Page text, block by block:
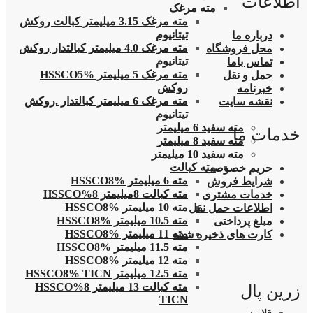
مته مرغک
مته مرغک 3.15 میلیمتر کبالت روکش
تیتانیوم
مته مرغک 4.0 میلیمتر کبالتدار روکش
تیتانیوم
مته مرغک 5 میلیمتر HSSCO5%
روکش
مته مرغک 6 میلیمتر کبالتدار .روکش
تیتانیوم
مته سفید 6 میلیمتر
مته سفید 8 میلیمتر
مته سفید 10 میلیمتر
مته کبالت
مته 6 میلیمتر HSSCO8%
مته کبالت 8میلیمتر 8%HSSCO
مته 10 میلیمتر HSSCO8%
مته 10.5 میلیمتر HSSCO8%
مته 11 میلیمتر HSSCO8%
مته 11.5 میلیمتر HSSCO8%
مته 12 میلیمتر HSSCO8%
مته 12.5 میلیمتر HSSCO8% TICN
مته کبالت 13 میلیمتر 8%HSSCO
TICN
درباره ما
محل فروشگاه
تماس باما
حمل و نقل
خبرنامه
نقشه سایت
خدمات ما
حریم خصوصی
شرایط فروش
خدمات مشتری
اطلاعات حمل نقل
مبلغ پرداختی
کارت های ذخیره شده
زرین پال